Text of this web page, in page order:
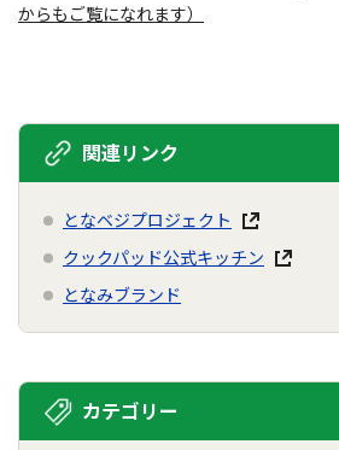
からもご覧になれます）
関連リンク
となベジプロジェクト
クックパッド公式キッチン
となみブランド
カテゴリー